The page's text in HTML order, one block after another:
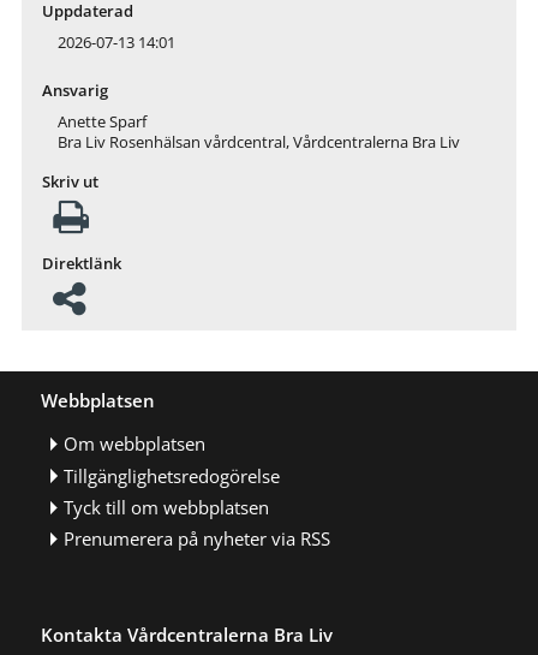
Uppdaterad
2026-07-13 14:01
Ansvarig
Anette Sparf
Bra Liv Rosenhälsan vårdcentral, Vårdcentralerna Bra Liv
Skriv ut
Direktlänk
Webbplatsen
Om webbplatsen
Tillgänglighetsredogörelse
Tyck till om webbplatsen
Prenumerera på nyheter via RSS
Kontakta Vårdcentralerna Bra Liv